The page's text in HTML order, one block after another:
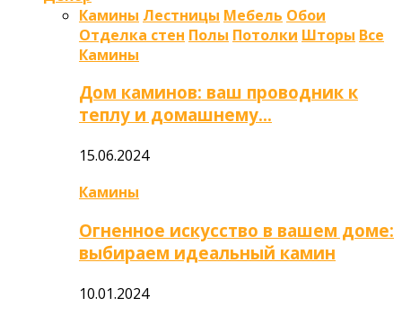
Камины Лестницы Мебель Обои
Отделка стен Полы Потолки Шторы Все
Камины
Дом каминов: ваш проводник к
теплу и домашнему…
15.06.2024
Камины
Огненное искусство в вашем доме:
выбираем идеальный камин
10.01.2024